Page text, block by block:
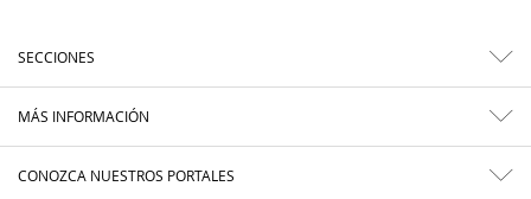
SECCIONES
MÁS INFORMACIÓN
CONOZCA NUESTROS PORTALES